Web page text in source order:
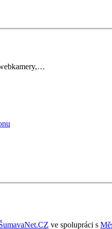
ve spolupráci s